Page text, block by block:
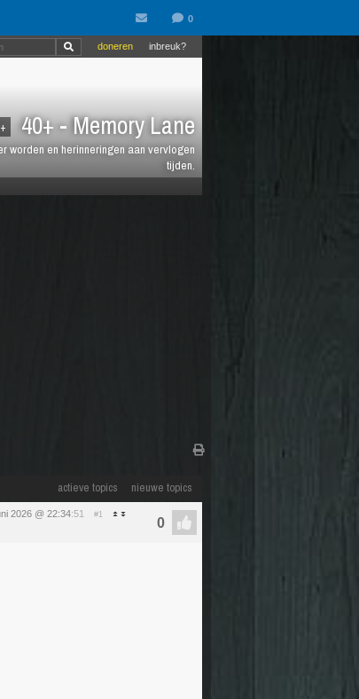
40+ - Memory Lane
worden en herinneringen aan vervlogen
tijden.
inbreuk?
doneren
actieve topics nieuwe topics
2026 @ 22:34:51 #1